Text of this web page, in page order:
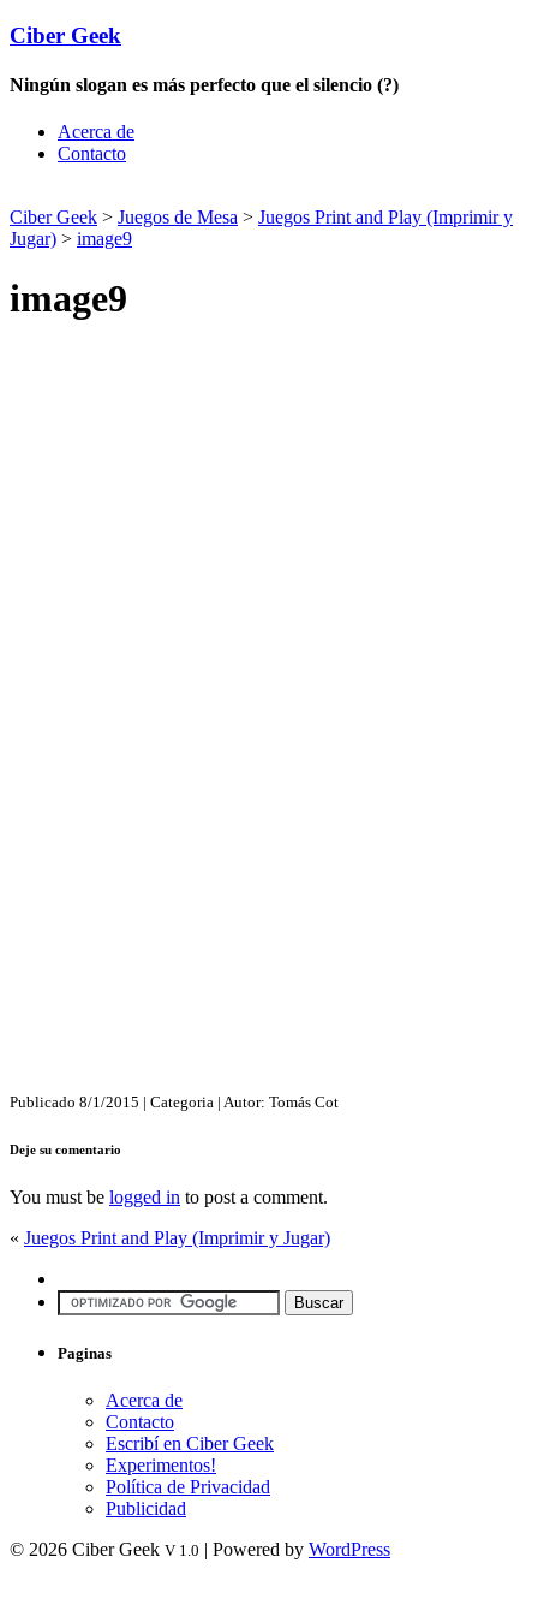
Ciber Geek
Ningún slogan es más perfecto que el silencio (?)
Acerca de
Contacto
Ciber Geek > Juegos de Mesa > Juegos Print and Play (Imprimir y
Jugar) > image9
image9
Publicado 8/1/2015 | Categoria | Autor: Tomás Cot
Deje su comentario
You must be logged in to post a comment.
« Juegos Print and Play (Imprimir y Jugar)
Paginas
Acerca de
Contacto
Escribí en Ciber Geek
Experimentos!
Política de Privacidad
Publicidad
© 2026 Ciber Geek V 1.0 | Powered by WordPress